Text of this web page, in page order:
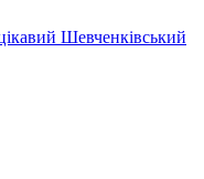
Шевченківський